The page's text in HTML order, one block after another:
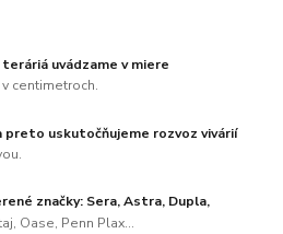
uvádzame v miere
v centimetroch.
preto uskutočňujeme rozvoz vivárií
značky: Sera, Astra, Dupla,
Oase, Penn Plax...